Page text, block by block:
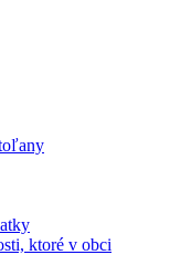
ktoré v obci